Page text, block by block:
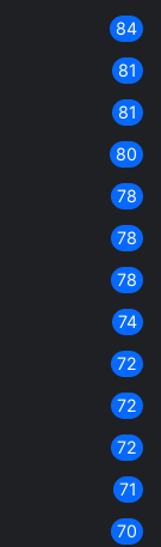
84
81
81
80
78
78
78
74
72
72
72
71
70